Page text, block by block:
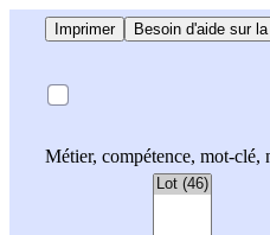
Imprimer Besoin d'aide sur
Métier, compétence, mot-clé,